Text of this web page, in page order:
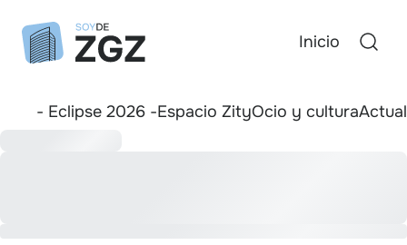
Inicio
- Eclipse 2026 -Espacio ZityOcio y cultura